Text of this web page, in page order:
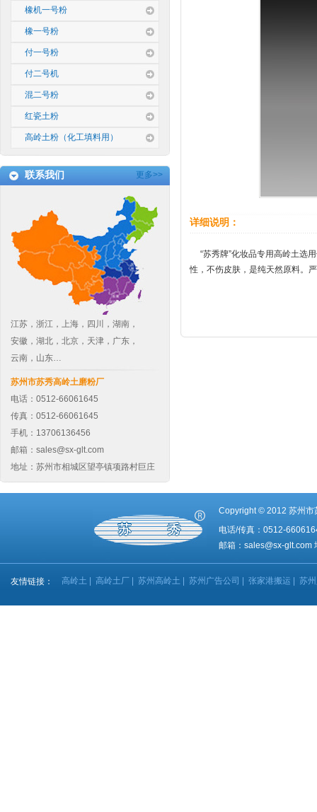
橡机一号粉
橡一号粉
付一号粉
付二号机
混二号粉
红瓷土粉
高岭土粉（化工填料用）
联系我们 更多>>
江苏，浙江，上海，四川，湖南，
安徽，湖北，北京，天津，广东，
云南，山东…
苏州市苏秀高岭土磨粉厂
电话：0512-66061645
传真：0512-66061645
手机：13706136456
邮箱： sales@sx-glt.com
地址：苏州市相城区望亭镇项路村巨庄
详细说明：
“苏秀牌”化妆品专用高岭土选
性，不伤皮肤，是纯天然原料。
Copyright © 2012 苏州市
电话/传真：0512-
邮箱： sales@sx-glt.com
友情链接： 高岭土 高岭土厂 苏州高岭土 苏州广告公司 张家港搬运 苏